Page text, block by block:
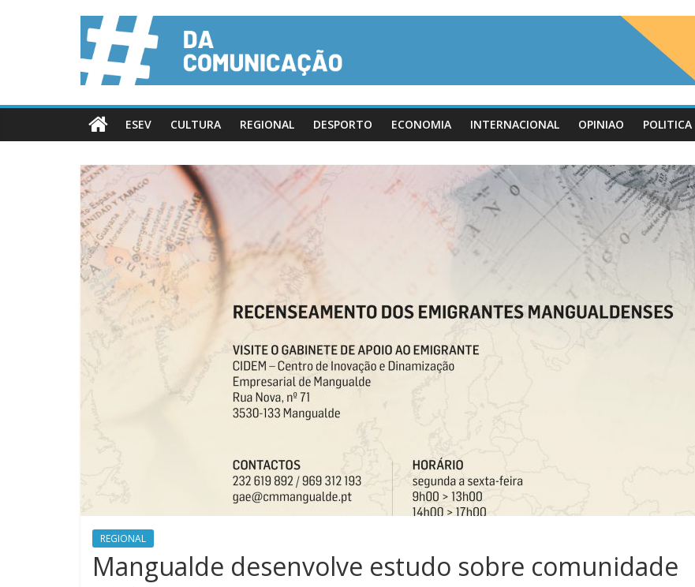
ESEV CULTURA REGIONAL DESPORTO ECONOMIA INTERNACIONAL OPINIAO POLITICA
REGIONAL
Mangualde desenvolve estudo sobre comunidade